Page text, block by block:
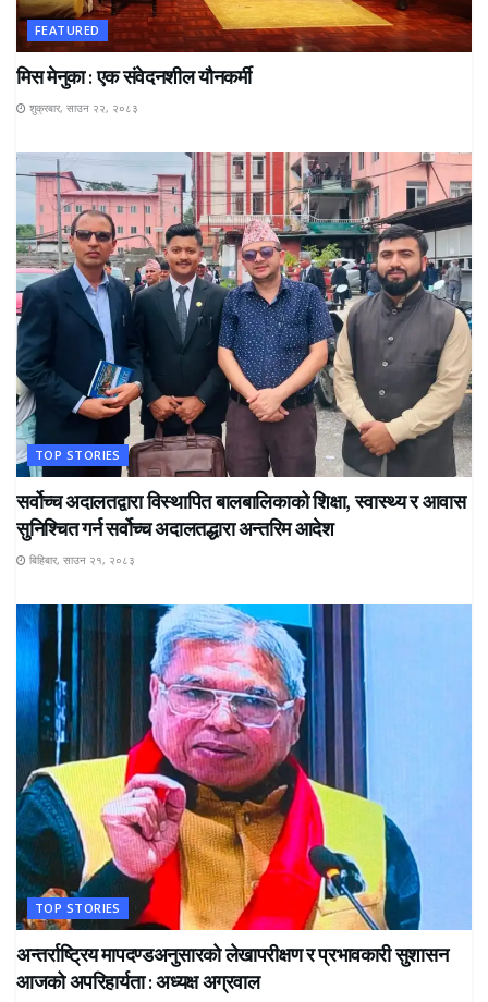
FEATURED
मिस मेनुका : एक संवेदनशील यौनकर्मी
शुक्रबार, साउन २२, २०८३
TOP STORIES
सर्वोच्च अदालतद्वारा विस्थापित बालबालिकाको शिक्षा, स्वास्थ्य र आवास
सुनिश्चित गर्न सर्वोच्च अदालतद्धारा अन्तरिम आदेश
बिहिबार, साउन २१, २०८३
TOP STORIES
अन्तर्राष्ट्रिय मापदण्डअनुसारको लेखापरीक्षण र प्रभावकारी सुशासन
आजको अपरिहार्यता : अध्यक्ष अग्रवाल